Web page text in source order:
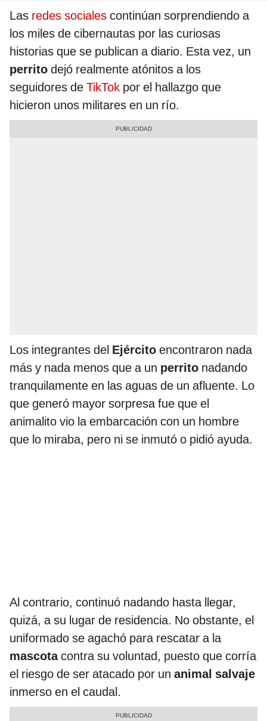
Las redes sociales continúan sorprendiendo a
los miles de cibernautas por las curiosas
historias que se publican a diario. Esta vez, un
perrito dejó realmente atónitos a los
seguidores de TikTok por el hallazgo que
hicieron unos militares en un río.
Los integrantes del Ejército encontraron nada
más y nada menos que a un perrito nadando
tranquilamente en las aguas de un afluente. Lo
que generó mayor sorpresa fue que el
animalito vio la embarcación con un hombre
que lo miraba, pero ni se inmutó o pidió ayuda.
Al contrario, continuó nadando hasta llegar,
quizá, a su lugar de residencia. No obstante, el
uniformado se agachó para rescatar a la
mascotacontra su voluntad, puesto que corría
el riesgo de ser atacado por un animal salvaje
inmerso en el caudal.